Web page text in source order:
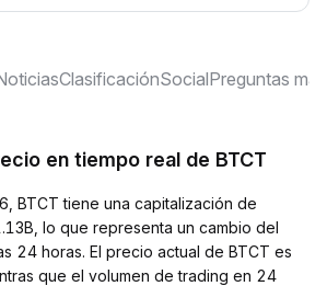
ClasificaciónSocialPreguntas
en tiempo real de BTCT
BTCT tiene una capitalización de
lo que representa un cambio del
24 horas. El precio actual de BTCT es
que el volumen de trading en 24